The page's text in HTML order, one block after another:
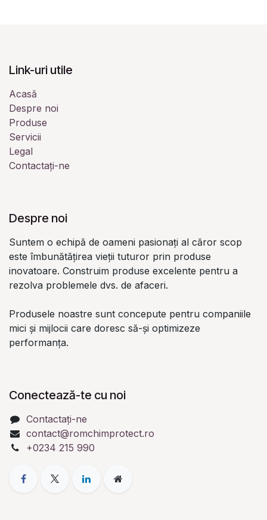
Link-uri utile
Acasă
Despre noi
Produse
Servicii
Legal
Contactați-ne
Despre noi
Suntem o echipă de oameni pasionați al căror scop
este îmbunătățirea vieții tuturor prin produse
inovatoare. Construim produse excelente pentru a
rezolva problemele dvs. de afaceri.
Produsele noastre sunt concepute pentru companiile
mici și mijlocii care doresc să-și optimizeze
performanța.
Conectează-te cu noi
Contactați-ne
contact@romchimprotect.ro
+0234 215 990